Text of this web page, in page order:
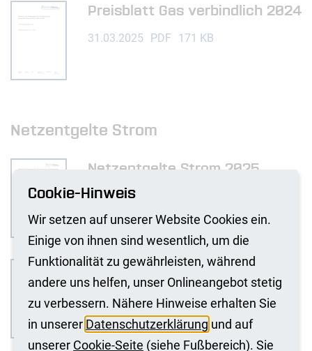
Preisblatt Gas verbindlich 2024
31.03.2025 PDF 171 KB
Netzentgelte Strom
Netzentgelte Strom 2025
05.01.2026
Preisblatt verbindlich Strom
2024
31.03.2025 PDF 174 KB
Cookie-Hinweis
Wir setzen auf unserer Website Cookies ein.
Einige von ihnen sind wesentlich, um die
Funktionalität zu gewährleisten, während
andere uns helfen, unser Onlineangebot stetig
zu verbessern. Nähere Hinweise erhalten Sie
in unserer Datenschutzerklärung und auf
unserer Cookie-Seite (siehe Fußbereich). Sie